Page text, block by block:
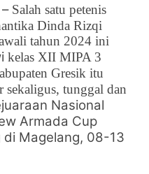
Salah satu petenis
Dinda Rizqi
tahun 2024 ini
kelas XII MIPA 3
Gresik itu
tunggal dan
Nasional
Armada Cup
Magelang, 08-13